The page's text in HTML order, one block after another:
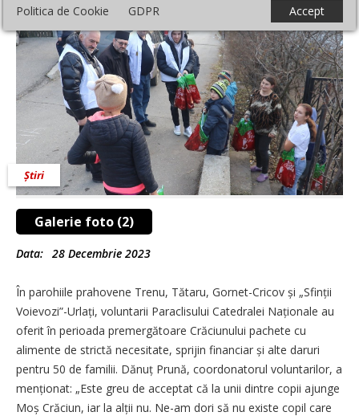
Politica de Cookie GDPR Accept
Galerie foto (2)
Știri
Data: 28 Decembrie 2023
În parohiile prahovene Trenu, Tătaru, Gornet-Cricov și „Sfinții
Voie­vo­zi”-Urlați, voluntarii Paraclisului Catedralei Naționale au
oferit în perioada premergătoare Crăciunului pachete cu
alimente de strictă necesitate, sprijin financiar și alte daruri
pentru 50 de familii. Dănuț Prună, coordonatorul voluntarilor, a
menționat: „Este greu de acceptat că la unii dintre copii ajunge
Moș Crăciun, iar la alții nu. Ne-am dori să nu existe copil care